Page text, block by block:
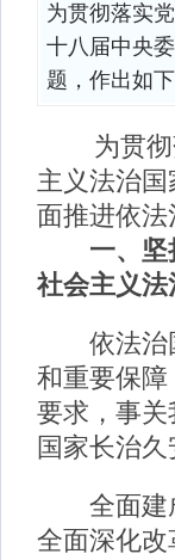
为贯彻落实
十八届中央
题，作出如
为贯彻落
主义法治
面推进依
一、
社会主义法
依法治国
和重要保
要求，事
国家长治久
全面建成
全面深化